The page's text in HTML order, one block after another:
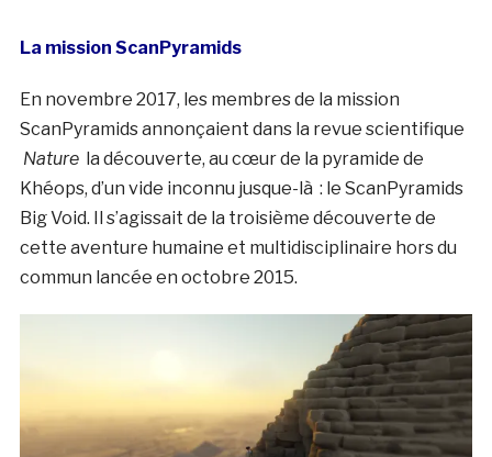
La mission ScanPyramids
En novembre 2017, les membres de la mission
ScanPyramids annonçaient dans la revue scientifique
Naturela découverte, au cœur de la pyramide de
Khéops, d’un vide inconnu jusque-là : le ScanPyramids
Big Void. Il s’agissait de la troisième découverte de
cette aventure humaine et multidisciplinaire hors du
commun lancée en octobre 2015.